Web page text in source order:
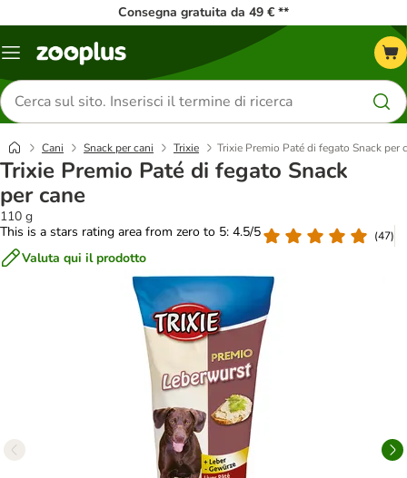
Consegna gratuita da 49 € **
Overview
Cerca
prodotti
Cani Snack per cani Trixie Trixie Premio Paté di fegato Snack per
Trixie Premio Paté di fegato Snack
per cane
110 g
This is a stars rating area from zero to 5: 4.5/5
(47)
Valuta qui il prodotto